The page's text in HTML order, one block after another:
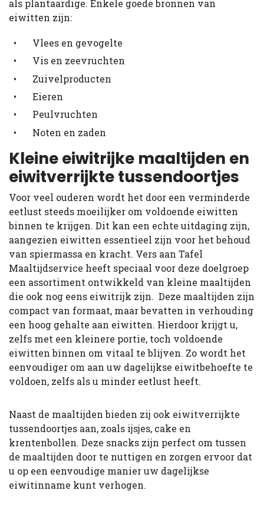
als plantaardige. Enkele goede bronnen van
eiwitten zijn:
Vlees en gevogelte
Vis en zeevruchten
Zuivelproducten
Eieren
Peulvruchten
Noten en zaden
Kleine eiwitrijke maaltijden en
eiwitverrijkte tussendoortjes
Voor veel ouderen wordt het door een verminderde
eetlust steeds moeilijker om voldoende eiwitten
binnen te krijgen. Dit kan een echte uitdaging zijn,
aangezien eiwitten essentieel zijn voor het behoud
van spiermassa en kracht. Vers aan Tafel
Maaltijdservice heeft speciaal voor deze doelgroep
een assortiment ontwikkeld van kleine maaltijden
die ook nog eens eiwitrijk zijn. Deze maaltijden zijn
compact van formaat, maar bevatten in verhouding
een hoog gehalte aan eiwitten. Hierdoor krijgt u,
zelfs met een kleinere portie, toch voldoende
eiwitten binnen om vitaal te blijven. Zo wordt het
eenvoudiger om aan uw dagelijkse eiwitbehoefte te
voldoen, zelfs als u minder eetlust heeft.
Naast de maaltijden bieden zij ook eiwitverrijkte
tussendoortjes aan, zoals ijsjes, cake en
krentenbollen. Deze snacks zijn perfect om tussen
de maaltijden door te nuttigen en zorgen ervoor dat
u op een eenvoudige manier uw dagelijkse
eiwitinname kunt verhogen.